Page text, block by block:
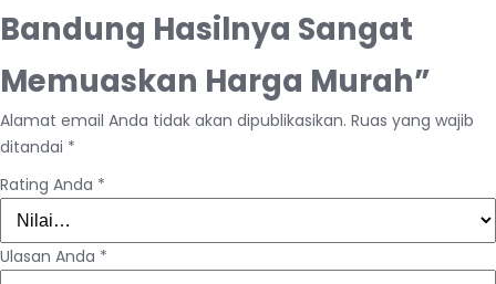
Bandung Hasilnya Sangat
Memuaskan Harga Murah”
Alamat email Anda tidak akan dipublikasikan. Ruas yang wajib
ditandai *
Rating Anda *
Ulasan Anda *